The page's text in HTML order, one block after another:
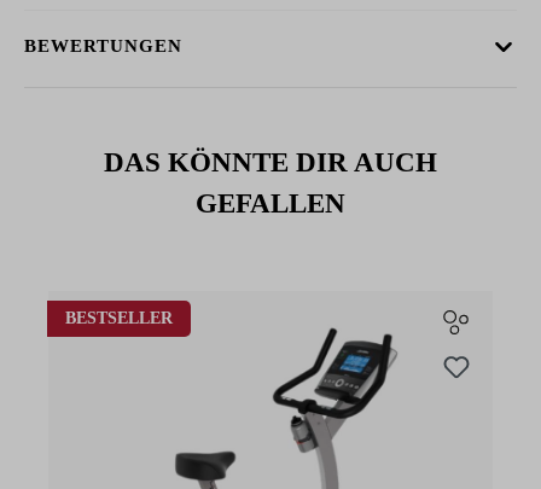
BEWERTUNGEN
DAS KÖNNTE DIR AUCH
GEFALLEN
Produktgalerie überspringen
BESTSELLER